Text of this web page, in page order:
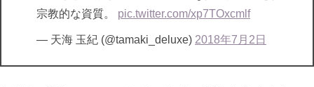
宗教的な資質。 pic.twitter.com/xp7TOxcmlf
— 天海 玉紀 (@tamaki_deluxe) 2018年7月2日